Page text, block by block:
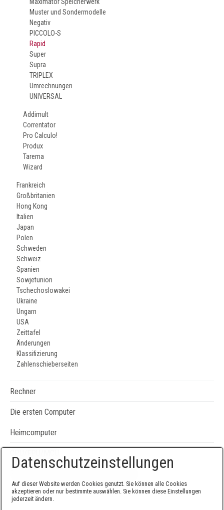
Muster und Sondermodelle
Negativ
PICCOLO-S
Rapid
Super
Supra
TRIPLEX
Umrechnungen
UNIVERSAL
Addimult
Correntator
Pro Calculo!
Produx
Tarema
Wizard
Frankreich
Großbritanien
Hong Kong
Italien
Japan
Polen
Schweden
Schweiz
Spanien
Sowjetunion
Tschechoslowakei
Ukraine
Ungarn
USA
Zeittafel
Änderungen
Klassifizierung
Zahlenschieberseiten
Rechner
Die ersten Computer
Heimcomputer
Datenschutzeinstellungen
Auf dieser Website werden Cookies genutzt. Sie können alle Cookies
akzeptieren oder nur bestimmte auswählen. Sie können diese Einstellungen
jederzeit ändern.